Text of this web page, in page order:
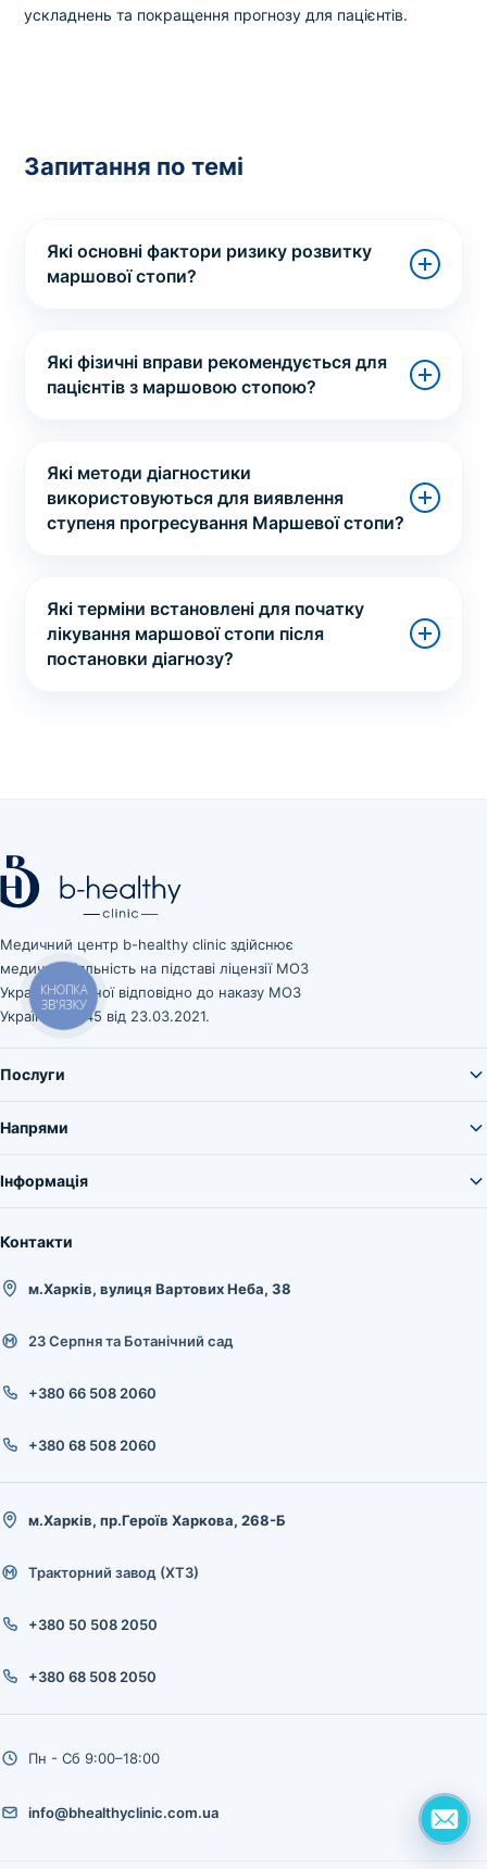
ускладнень та покращення прогнозу для пацієнтів.
Запитання по темі
Які основні фактори ризику розвитку
маршової стопи?
Які фізичні вправи рекомендується для
пацієнтів з маршовою стопою?
Які методи діагностики
використовуються для виявлення
ступеня прогресування Маршевої стопи?
Які терміни встановлені для початку
лікування маршової стопи після
постановки діагнозу?
Медичний центр b-healthy clinic здійснює
медичну діяльність на підставі ліцензії МОЗ
України, виданої відповідно до наказу МОЗ
України № 545 від 23.03.2021.
Послуги
Напрями
Інформація
Контакти
м.Харків, вулиця Вартових Неба, 38
23 Серпня та Ботанічний сад
+380 66 508 2060
+380 68 508 2060
м.Харків, пр.Героїв Харкова, 268-Б
Тракторний завод (ХТЗ)
+380 50 508 2050
+380 68 508 2050
Пн - Сб 9:00–18:00
info@bhealthyclinic.com.ua
КНОПКА
ЗВ'ЯЗКУ